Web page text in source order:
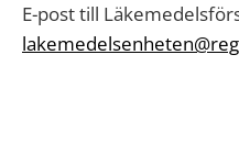
E-post till